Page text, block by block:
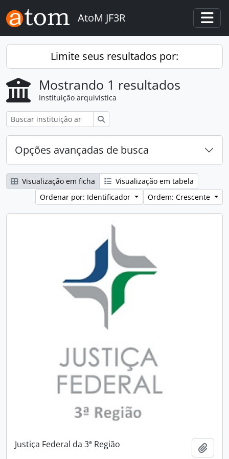
Skip to main content
AtoM JF3R
Limite seus resultados por:
Mostrando 1 resultados
Instituição arquivística
Opções avançadas de busca
Visualização em ficha
Visualização em tabela
Ordenar por: Identificador
Ordem: Crescente
Justiça Federal da 3ª Região